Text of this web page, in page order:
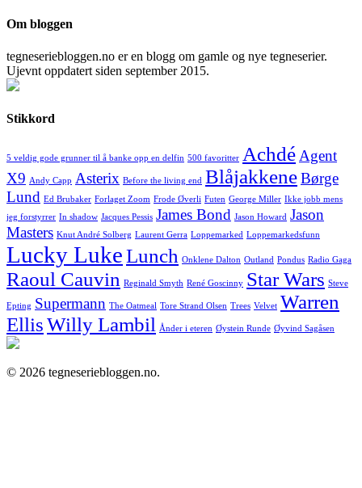
Om bloggen
tegneseriebloggen.no er en blogg om gamle og nye tegneserier.
Ujevnt oppdatert siden september 2015.
Stikkord
5 veldig gode grunner til å banke opp en delfin 500 favoritter Achdé Agent
X9 Andy Capp Asterix Before the living end BlåjakkeneBørge
Lund Ed Brubaker Forlaget Zoom Frode Øverli Futen George Miller Ikke jobb mens
jeg forstyrrer In shadow Jacques Pessis James Bond Jason Howard Jason
Masters Knut André Solberg Laurent Gerra Loppemarked Loppemarkedsfunn
Lucky LukeLunch Onklene Dalton Outland Pondus Radio Gaga
Raoul Cauvin Reginald Smyth René Goscinny Star Wars Steve
Epting Supermann The Oatmeal Tore Strand Olsen Trees Velvet Warren
EllisWilly Lambil Ånder i eteren Øystein Runde Øyvind Sagåsen
© 2026 tegneseriebloggen.no.